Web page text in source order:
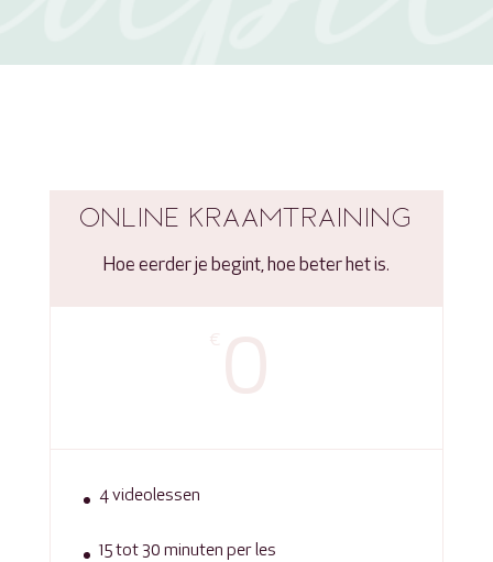
ONLINE KRAAMTRAINING
Hoe eerder je begint, hoe beter het is.
4 videolessen
15 tot 30 minuten per les